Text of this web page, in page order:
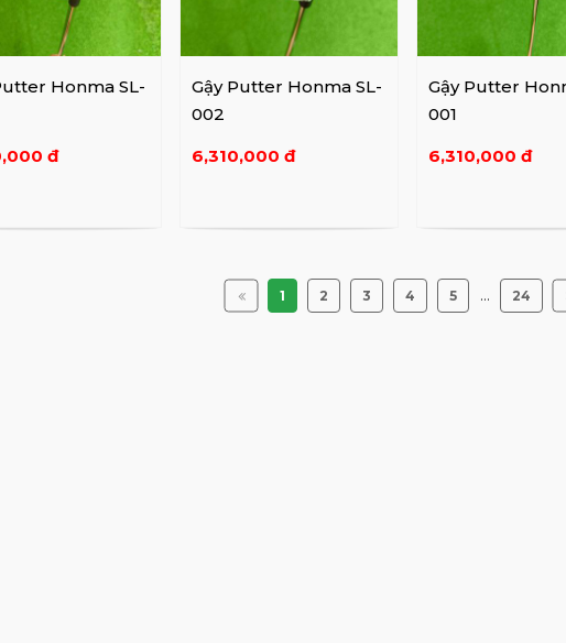
Honma SL-
đ
Gậy Putter Honma SL-
002
6,310,000 đ
Gậy Putter
001
6,310,000 đ
1 2 3 4 5 ... 24